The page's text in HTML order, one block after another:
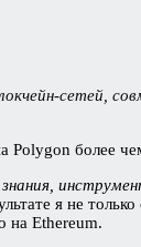
сетей,
Polygon более
я не
на Ethereum.